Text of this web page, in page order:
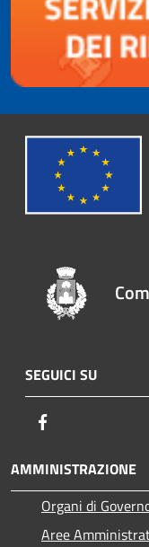
SEGUICI SU
AMMINISTRAZIONE
Organi di
Aree